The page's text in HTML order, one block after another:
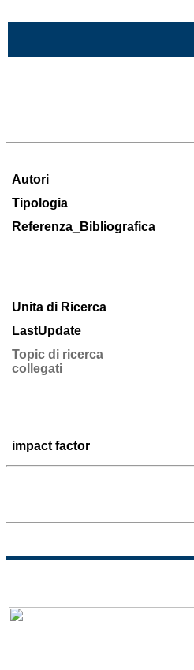
Autori
Tipologia
Referenza_Bibliografica
Unita di Ricerca
LastUpdate
Topic di ricerca
collegati
impact factor